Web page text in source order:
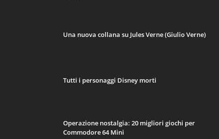
Una nuova collana su Jules Verne (Giulio Verne)
Tutti i personaggi Disney morti
Operazione nostalgia: 20 migliori giochi per
Commodore 64 Mini